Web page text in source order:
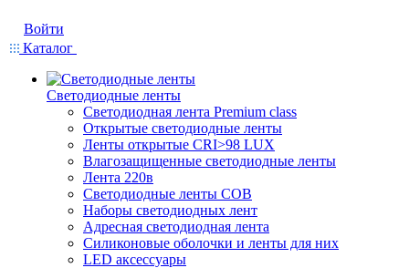
Войти
Каталог
Светодиодные ленты
Светодиодная лента Premium class
Открытые светодиодные ленты
Ленты открытые CRI>98 LUX
Влагозащищенные светодиодные ленты
Лента 220в
Светодиодные ленты COB
Наборы светодиодных лент
Адресная светодиодная лента
Силиконовые оболочки и ленты для них
LED аксессуары